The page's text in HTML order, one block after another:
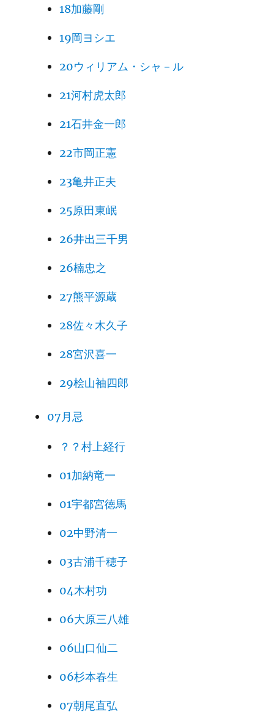
18加藤剛
19岡ヨシエ
20ウィリアム・シャ－ル
21河村虎太郎
21石井金一郎
22市岡正憲
23亀井正夫
25原田東岷
26井出三千男
26楠忠之
27熊平源蔵
28佐々木久子
28宮沢喜一
29桧山袖四郎
07月忌
？？村上経行
01加納竜一
01宇都宮徳馬
02中野清一
03古浦千穂子
04木村功
06大原三八雄
06山口仙二
06杉本春生
07朝尾直弘